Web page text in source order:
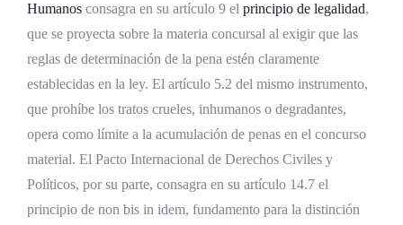
Humanos consagra en su artículo 9 el principio de legalidad,
que se proyecta sobre la materia concursal al exigir que las
reglas de determinación de la pena estén claramente
establecidas en la ley. El artículo 5.2 del mismo instrumento,
que prohíbe los tratos crueles, inhumanos o degradantes,
opera como límite a la acumulación de penas en el concurso
material. El Pacto Internacional de Derechos Civiles y
Políticos, por su parte, consagra en su artículo 14.7 el
principio de non bis in idem, fundamento para la distinción